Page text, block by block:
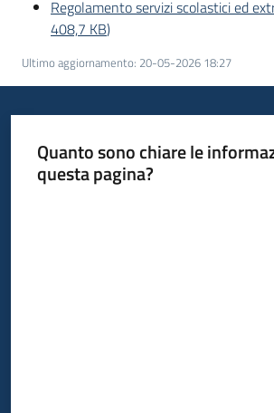
Regolamento servizi scolastici ed
408,7 KB)
Ultimo aggiornamento: 20-05-2026 18:27
Quanto sono chiare le
questa pagina?